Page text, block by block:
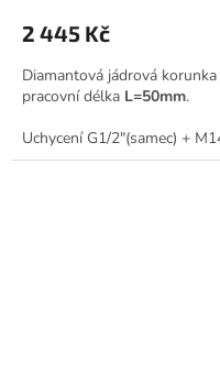
2 445 Kč
Diamantová jádrová korunka
pracovní délka L=50mm.
Uchycení G1/2"(samec) +
boční drážkou pro vodní